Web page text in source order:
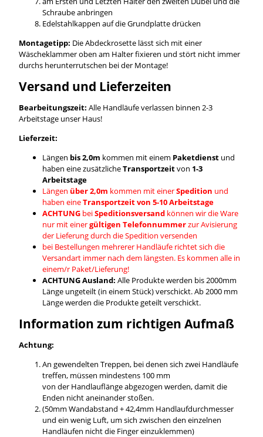
Schraube anbringen
Edelstahlkappen auf die Grundplatte drücken
Montagetipp: Die Abdeckrosette lässt sich mit einer
Wäscheklammer oben am Halter fixieren und stört nicht immer
durchs herunterrutschen bei der Montage!
Versand und Lieferzeiten
Bearbeitungszeit: Alle Handläufe verlassen binnen 2-3
Arbeitstage unser Haus!
Lieferzeit:
Längen bis 2,0m kommen mit einem Paketdienstund
haben eine zusätzlicheTransportzeitvon 1-3
Arbeitstage
Längen über 2,0m kommen mit einerSpedition und
haben eineTransportzeit von 5-10 Arbeitstage
ACHTUNGbeiSpeditionsversandkönnen wir die Ware
nur mit einergültigen Telefonnummerzur Avisierung
der Lieferung durch die Spedition versenden
bei Bestellungen mehrerer Handläufe richtet sich die
Versandart immer nach dem längsten. Es kommen alle in
einem/r Paket/Lieferung!
ACHTUNG Ausland: Alle Produkte werden bis 2000mm
Länge ungeteilt (in einem Stück) verschickt. Ab 2000 mm
Länge werden die Produkte geteilt verschickt.
Information zum richtigen Aufmaß
Achtung:
An gewendelten Treppen, bei denen sich zwei Handläufe
treffen, müssen mindestens 100 mm
von der Handlauflänge abgezogen werden, damit die
Enden nicht aneinander stoßen.
(50mm Wandabstand + 42,4mm Handlaufdurchmesser
und ein wenig Luft, um sich zwischen den einzelnen
Handläufen nicht die Finger einzuklemmen)